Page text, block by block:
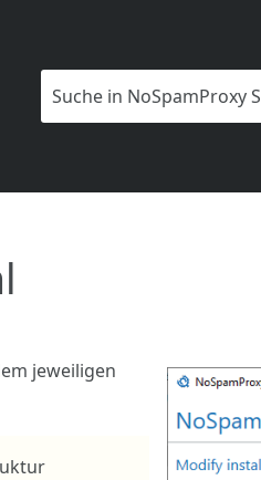
jeweiligen